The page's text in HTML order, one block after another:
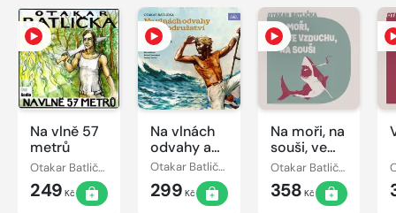
Na vlně 57
metrů
Otakar Batlička
249 Kč
Na vlnách
odvahy a
dobrodružství
Otakar Batlička
299 Kč
Na moři, na
souši, ve
vzduchu
Otakar Batlička
358 Kč